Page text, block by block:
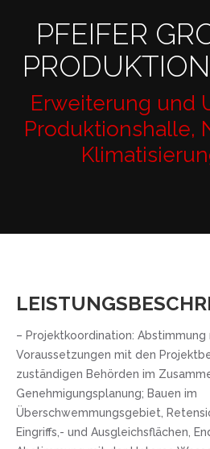
PFEIFER
Erweiterung und
Produktionshalle,
– Projektkoordination:
Voraussetzungen mit den
zuständigen Behörden im
Genehmigungsplanung; Bauen im
Überschwemmungsgebiet,
Eingriffs,- und Ausgleichsflächen,